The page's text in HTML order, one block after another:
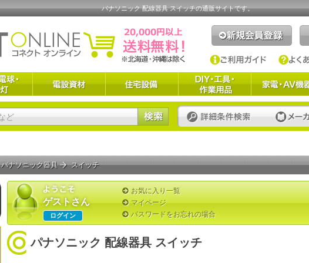
パナソニック 配線器具 スイッチの通販サイトです。
ゲストさん
お気に入り一覧
マイページ
ログイン パスワードをお忘れの場合
パナソニック器具 スイッチ
パナソニック 配線器具 スイッチ